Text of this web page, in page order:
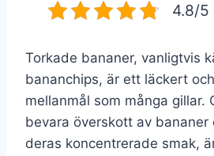
4.8/5
Torkade bananer, vanligtvis
bananchips, är ett läckert
mellanmål som många gillar.
bevara överskott av bananer
deras koncentrerade smak,